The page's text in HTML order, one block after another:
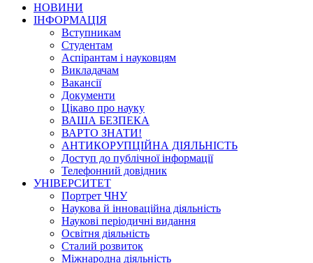
НОВИНИ
ІНФОРМАЦІЯ
Вступникам
Студентам
Аспірантам і науковцям
Викладачам
Вакансії
Документи
Цікаво про науку
ВАША БЕЗПЕКА
ВАРТО ЗНАТИ!
АНТИКОРУПЦІЙНА ДІЯЛЬНІСТЬ
Доступ до публічної інформації
Телефонний довідник
УНІВЕРСИТЕТ
Портрет ЧНУ
Наукова й інноваційна діяльність
Наукові періодичні видання
Освітня діяльність
Сталий розвиток
Міжнародна діяльність